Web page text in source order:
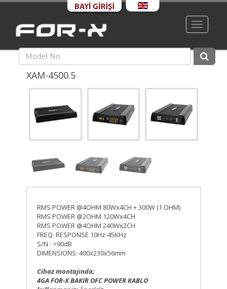
Toggle
XAM-4500.5
RMS POWER @4OHM 80Wx4CH + 300W (1 OHM)
RMS POWER @2OHM 120Wx4CH
RMS POWER @4OHM 240Wx2CH
FREQ. RESPONSE 10Hz-45KHz
S/N : >90dB
DIMENSIONS: 400x230x56mm
Cihaz montajında;
4GA FOR-X BAKIR OFC POWER KABLO